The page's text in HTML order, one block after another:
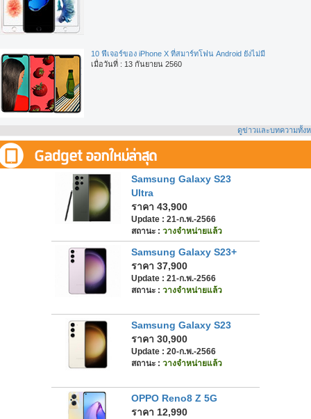
10 ฟีเจอร์ของ iPhone X ที่สมาร์ทโฟน Android ยังไม่มี
เมื่อวันที่ : 13 กันยายน 2560
ดูข่าวและบทความทั้ง
Samsung Galaxy S23
Ultra
ราคา 43,900
Update : 21-ก.พ.-2566
สถานะ : วางจำหน่ายแล้ว
Samsung Galaxy S23+
ราคา 37,900
Update : 21-ก.พ.-2566
สถานะ : วางจำหน่ายแล้ว
Samsung Galaxy S23
ราคา 30,900
Update : 20-ก.พ.-2566
สถานะ : วางจำหน่ายแล้ว
OPPO Reno8 Z 5G
ราคา 12,990